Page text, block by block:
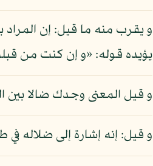
يؤيده قوله: «و إن كنت من
و قيل المعنى وجدك ضالا
و قيل: إنه إشارة إلى ضلاله